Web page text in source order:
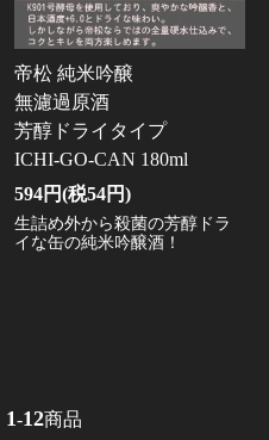
帝松 純米吟醸
無濾過原酒
芳醇ドライタイプ
ICHI-GO-CAN 180ml
594円(税54円)
生詰め外から殺菌の芳醇ドラ
イな缶の純米吟醸酒！
1-12商品